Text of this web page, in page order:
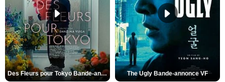
Des Fleurs pour Tokyo Bande-annonce VO STFR The Ugly Bande-annonce VF